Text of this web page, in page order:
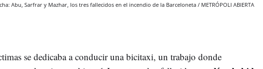
Abu, Sarfrar y Mazhar, los tres fallecidos en el incendio de la Barceloneta / METRÓPOLI ABIERTA
se dedicaba a conducir una bicitaxi, un trabajo donde